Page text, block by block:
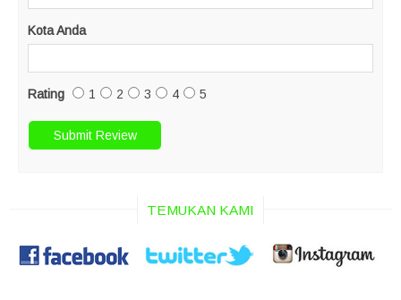
Kota Anda
Rating 1 2 3 4 5
TEMUKAN KAMI